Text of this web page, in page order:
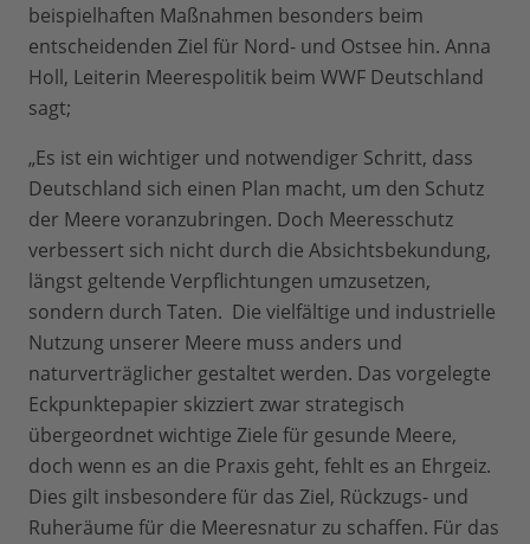
beispielhaften Maßnahmen besonders beim
entscheidenden Ziel für Nord- und Ostsee hin. Anna
Holl, Leiterin Meerespolitik beim WWF Deutschland
sagt;
„Es ist ein wichtiger und notwendiger Schritt, dass
Deutschland sich einen Plan macht, um den Schutz
der Meere voranzubringen. Doch Meeresschutz
verbessert sich nicht durch die Absichtsbekundung,
längst geltende Verpflichtungen umzusetzen,
sondern durch Taten. Die vielfältige und industrielle
Nutzung unserer Meere muss anders und
naturverträglicher gestaltet werden. Das vorgelegte
Eckpunktepapier skizziert zwar strategisch
übergeordnet wichtige Ziele für gesunde Meere,
doch wenn es an die Praxis geht, fehlt es an Ehrgeiz.
Dies gilt insbesondere für das Ziel, Rückzugs- und
Ruheräume für die Meeresnatur zu schaffen. Für das